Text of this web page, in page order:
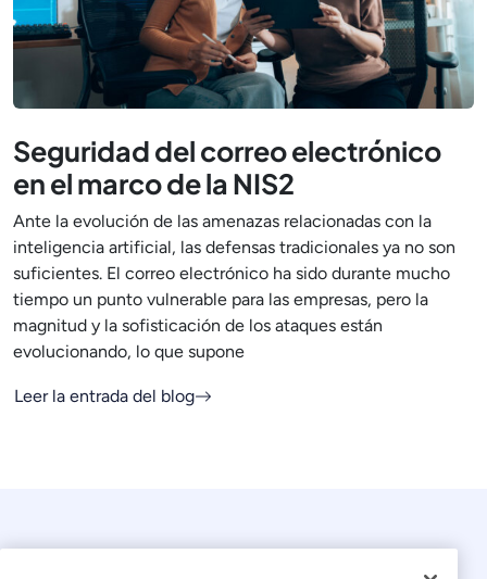
Seguridad del correo electrónico
en el marco de la NIS2
Ante la evolución de las amenazas relacionadas con la
inteligencia artificial, las defensas tradicionales ya no son
suficientes. El correo electrónico ha sido durante mucho
tiempo un punto vulnerable para las empresas, pero la
magnitud y la sofisticación de los ataques están
evolucionando, lo que supone
Leer la entrada del blog